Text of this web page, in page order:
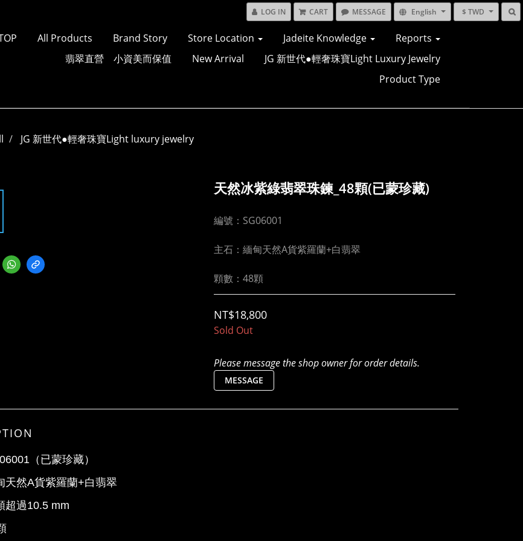
LOG IN CART MESSAGE English $ TWD
All Products Brand Story Store Location Jadeite Knowledge
Reports
翡翠直營 小資美而保值
New Arrival
JG 新世代●輕奢珠寶Light Luxury Jewelry
Product Type
JG 新世代●輕奢珠寶Light luxury jewelry
天然冰紫綠翡翠珠鍊_48顆(已蒙珍藏)
編號：SG06001
主石：緬甸天然A貨紫羅蘭+白翡翠
顆數：48顆
NT$18,800
Sold Out
Please message the shop owner for order details.
MESSAGE
（已蒙珍藏）
天然A貨紫羅蘭+白翡翠
超過10.5 mm